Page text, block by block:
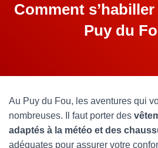
Comment
Puy du
Au Puy du Fou, les aventures qui
nombreuses. Il faut porter des
adaptés à la météo et des
adéquates pour assurer votre